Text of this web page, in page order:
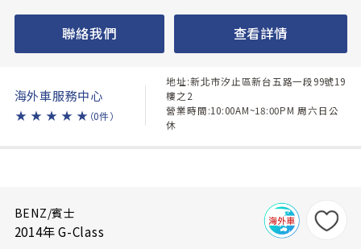
聯絡我們 查看詳情
海外車服務中心
★ ★ ★ ★ ★ （0件）
地址:新北市汐止區新台五路一段99號19
樓之2
營業時間:10:00AM~18:00PM 周六日公
休
BENZ/賓士
2014年 G-Class